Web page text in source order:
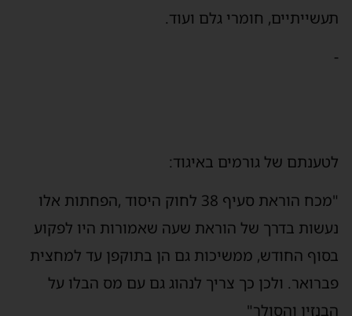
תעשייתיים, חומרי גלם ועוד.
-
לטענתם של גורמים באיגוד:
"מכח הוראת סעיף 38 לחוק היסוד ,הפחתות אלו
נעשות בדרך של הוראת שעה שאמורות היו לפקוע
בסוף החודש, ממשיכות גם הן בתוקפן עד למחצית
פברואר. ולכן כך צריך לנהוג גם עם מס הבלו על
הבנזין והסולר"